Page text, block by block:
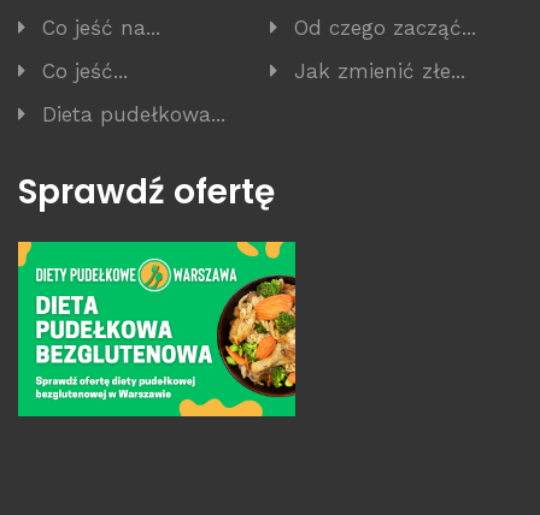
Co jeść na...
Od czego zacząć...
Co jeść...
Jak zmienić złe...
Dieta pudełkowa...
Sprawdź ofertę